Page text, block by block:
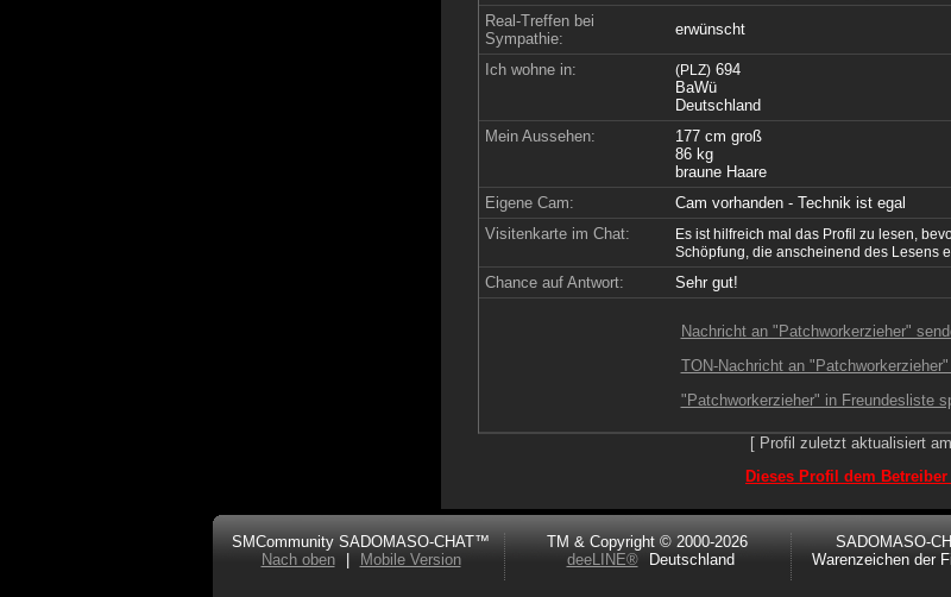
Real-Treffen bei
Sympathie:
erwünscht
Ich wohne in: (PLZ) 694
BaWü
Deutschland
Mein Aussehen:
177 cm groß
86 kg
braune Haare
Eigene Cam:
Cam vorhanden - Technik ist egal
Visitenkarte im Chat:
Es ist hilfreich mal das Profil zu lesen,
Schöpfung, die anscheinend des Lesens
Chance auf Antwort: Sehr gut!
Nachricht an "Patchworkerzieher"
TON-Nachricht an
"Patchworkerzieher" in Freundesliste
[ Profil zuletzt aktualisiert
Dieses Profil dem
SMCommunity SADOMASO-CHAT™
Nach oben
Mobile Version
TM & Copyright © 2000-2026
deeLINE®
Deutschland
SADOMASO-
Warenzeichen der